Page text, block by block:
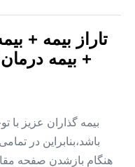
تاراز بیمه +
+ بیمه
بیمه گذاران عزیز با
باشد،بنابراین در
هنگام بازشدن صفحه